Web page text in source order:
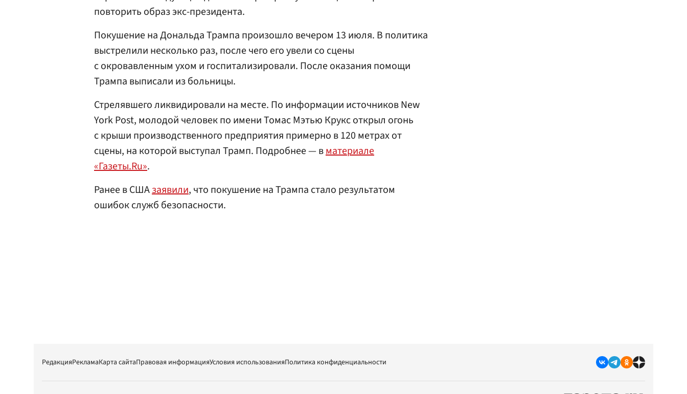
повторить образ экс-президента.
Покушение на Дональда Трампа произошло вечером 13 июля. В политика
выстрелили несколько раз, после чего его увели со сцены
с окровавленным ухом и госпитализировали. После оказания помощи
Трампа выписали из больницы.
Стрелявшего ликвидировали на месте. По информации источников New
York Post, молодой человек по имени Томас Мэтью Крукс открыл огонь
с крыши производственного предприятия примерно в 120 метрах от
сцены, на которой выступал Трамп. Подробнее — вматериале
«Газеты.Ru».
Ранее в СШАзаявили, что покушение на Трампа стало результатом
ошибок служб безопасности.
РедакцияРекламаКарта сайтаПравовая информацияУсловия использованияПолитика конфиденциальности